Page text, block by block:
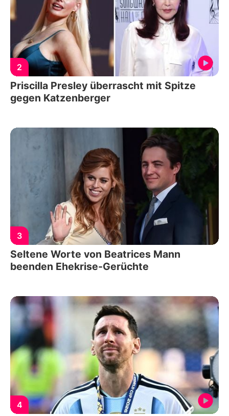
2
Priscilla Presley überrascht mit Spitze
gegen Katzenberger
3
Seltene Worte von Beatrices Mann
beenden Ehekrise-Gerüchte
4